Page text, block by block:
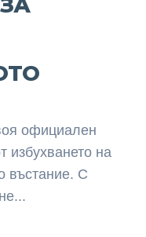
официален
избухването на
въстание. С